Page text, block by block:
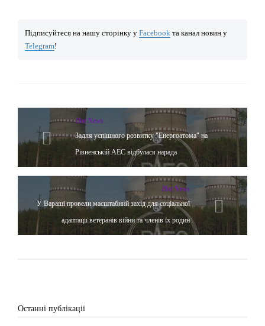
Підписуйтеся на нашу сторінку у Facebook та канал новин у
Telegram!
Hot News
Задля успішного розвитку "Енергоатома" на
Рівненській АЕС відбулася нарада
Hot News
У Вараші провели масштабний захід для соціальної
адаптації ветеранів війни та членів їх родин
Останні публікації